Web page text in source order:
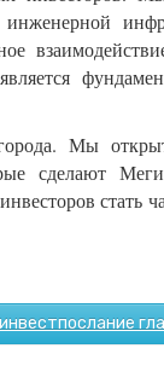
Мы
сделают
стать